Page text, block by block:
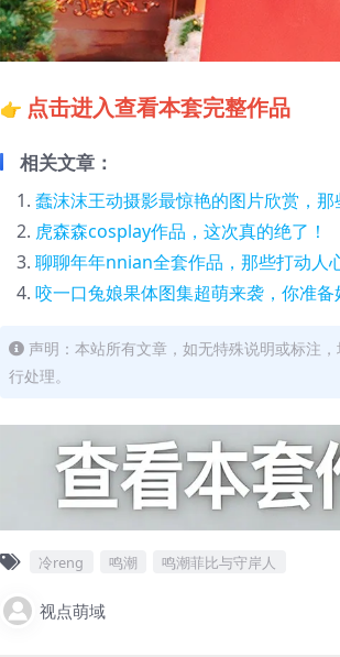
👉 点击进入查看本套完整作品
相关文章：
蠢沫沫王动摄影最惊艳的图片欣赏，
虎森森cosplay作品，这次真的绝了！
聊聊年年nnian全套作品，那些打动人
咬一口兔娘果体图集超萌来袭，你准备
声明：本站所有文章，如无特殊说明或标注
行处理。
冷reng 鸣潮 鸣潮菲比与守岸人
视点萌域